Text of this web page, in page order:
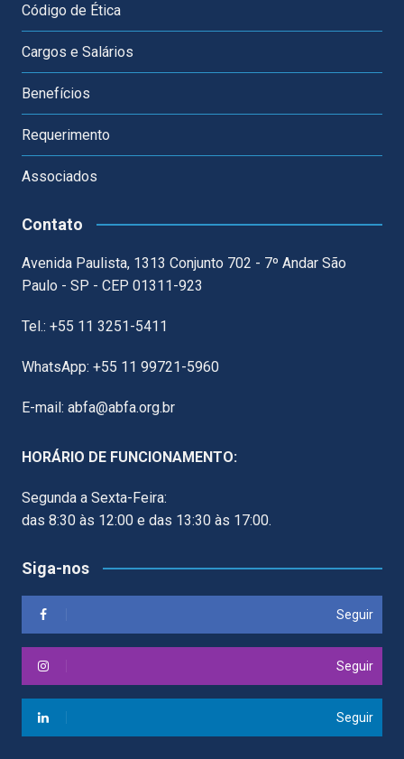
Código de Ética
Cargos e Salários
Benefícios
Requerimento
Associados
Contato
Avenida Paulista, 1313 Conjunto 702 - 7º Andar São
Paulo - SP - CEP 01311-923
Tel.: +55 11 3251-5411
WhatsApp: +55 11 99721-5960
E-mail: abfa@abfa.org.br
HORÁRIO DE FUNCIONAMENTO:
Segunda a Sexta-Feira:
das 8:30 às 12:00 e das 13:30 às 17:00.
Siga-nos
Seguir
Seguir
Seguir